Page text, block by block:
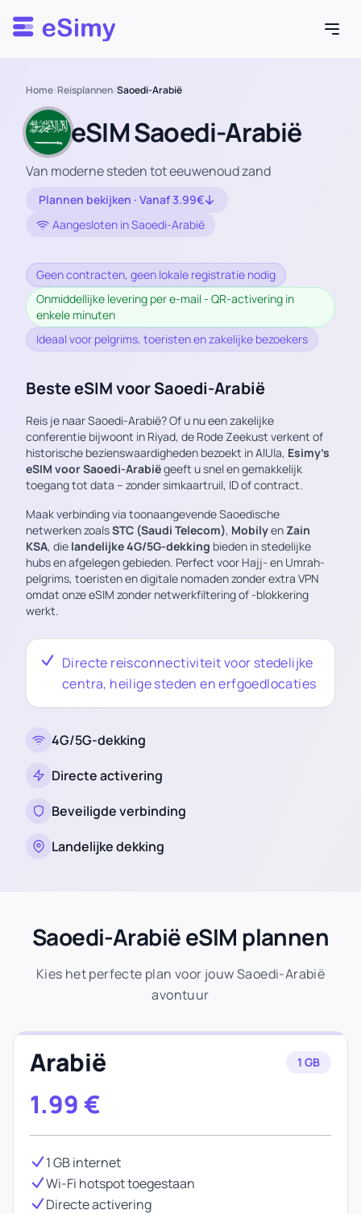
Esimy
Home/Reisplannen/Saoedi-Arabië
eSIM Saoedi-Arabië
Van moderne steden tot eeuwenoud zand
Plannen bekijken · Vanaf 3.99€
Aangesloten in Saoedi-Arabië
Geen contracten, geen lokale registratie nodig
Onmiddellijke levering per e-mail - QR-activering in
enkele minuten
Ideaal voor pelgrims, toeristen en zakelijke bezoekers
Beste eSIM voor Saoedi-Arabië
Reis je naar Saoedi-Arabië? Of u nu een zakelijke
conferentie bijwoont in Riyad, de Rode Zeekust verkent of
historische bezienswaardigheden bezoekt in AlUla, Esimy’s
eSIM voor Saoedi-Arabiëgeeft u snel en gemakkelijk
toegang tot data – zonder simkaartruil, ID of contract.
Maak verbinding via toonaangevende Saoedische
netwerken zoalsSTC (Saudi Telecom), MobilyenZain
KSA, die landelijke 4G/5G-dekking bieden in stedelijke
hubs en afgelegen gebieden. Perfect voor Hajj- en Umrah-
pelgrims, toeristen en digitale nomaden zonder extra VPN
omdat onze eSIM zonder netwerkfiltering of -blokkering
werkt.
Directe reisconnectiviteit voor stedelijke
centra, heilige steden en erfgoedlocaties
4G/5G-dekking
Directe activering
Beveiligde verbinding
Landelijke dekking
Saoedi-Arabië eSIM plannen
Kies het perfecte plan voor jouw Saoedi-Arabië
avontuur
Arabië 1 GB
1.99 €
1 GB internet
Wi-Fi hotspot toegestaan
Directe activering